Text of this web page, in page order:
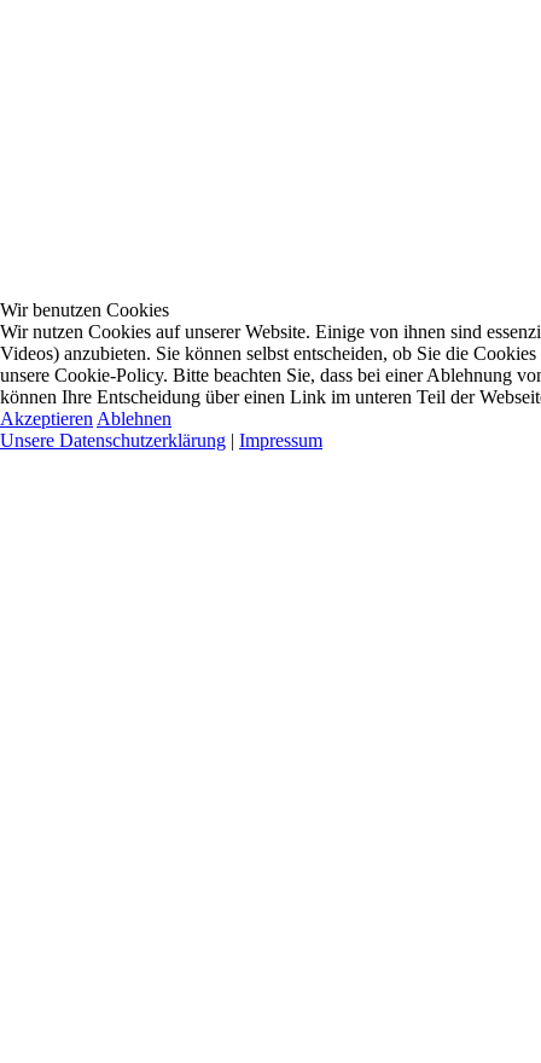
Wir benutzen Cookies
Wir nutzen Cookies auf unserer Website. Einige von ihnen sind
Videos) anzubieten. Sie können selbst entscheiden, ob Sie die
unsere Cookie-Policy. Bitte beachten Sie, dass bei einer Ablehnung
können Ihre Entscheidung über einen Link im unteren Teil der
Akzeptieren Ablehnen
Unsere Datenschutzerklärung | Impressum